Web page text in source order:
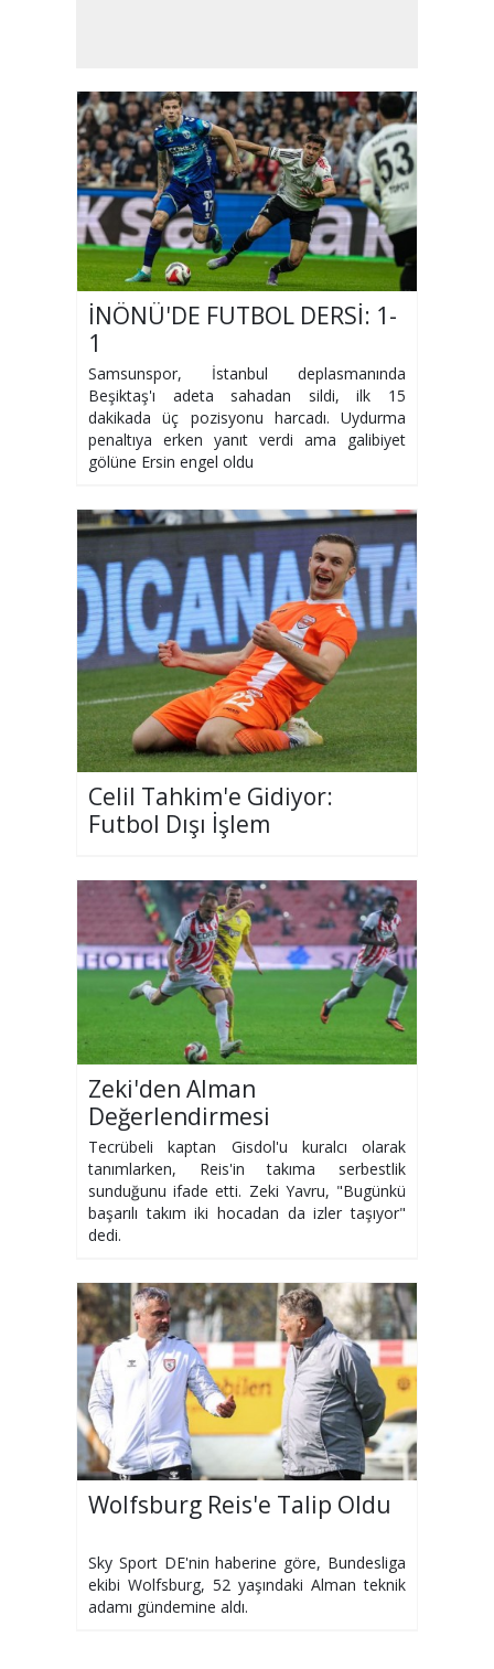
İNÖNÜ'DE FUTBOL DERSİ: 1-
1
Samsunspor, İstanbul deplasmanında
Beşiktaş'ı adeta sahadan sildi, ilk 15
dakikada üç pozisyonu harcadı. Uydurma
penaltıya erken yanıt verdi ama galibiyet
gölüne Ersin engel oldu
Celil Tahkim'e Gidiyor:
Futbol Dışı İşlem
Zeki'den Alman
Değerlendirmesi
Tecrübeli kaptan Gisdol'u kuralcı olarak
tanımlarken, Reis'in takıma serbestlik
sunduğunu ifade etti. Zeki Yavru, "Bugünkü
başarılı takım iki hocadan da izler taşıyor"
dedi.
Wolfsburg Reis'e Talip Oldu
Sky Sport DE'nin haberine göre, Bundesliga
ekibi Wolfsburg, 52 yaşındaki Alman teknik
adamı gündemine aldı.